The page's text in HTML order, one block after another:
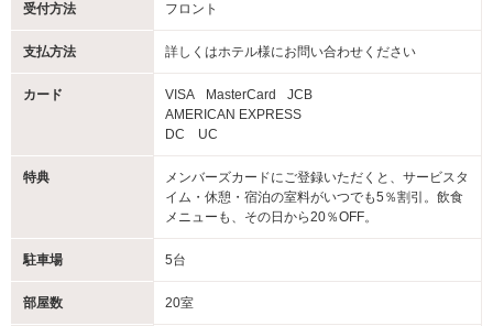
受付方法 フロント
支払方法 詳しくはホテル様にお問い合わせください
カード VISA MasterCard
JCB
AMERICAN EXPRESS
DC UC
特典
メンバーズカードにご登録いただくと、サービスタ
イム・休憩・宿泊の室料がいつでも5％割引。飲食
メニューも、その日から20％OFF。
駐車場 5台
部屋数 20室